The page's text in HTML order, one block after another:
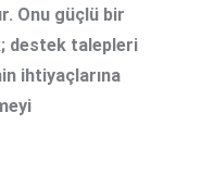
Onu güçlü bir
destek talepleri
ihtiyaçlarına